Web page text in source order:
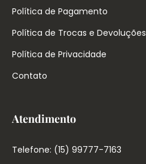
Política de Pagamento
Política de Trocas e Devoluções
Política de Privacidade
Contato
Atendimento
Telefone: (15) 99777-7163